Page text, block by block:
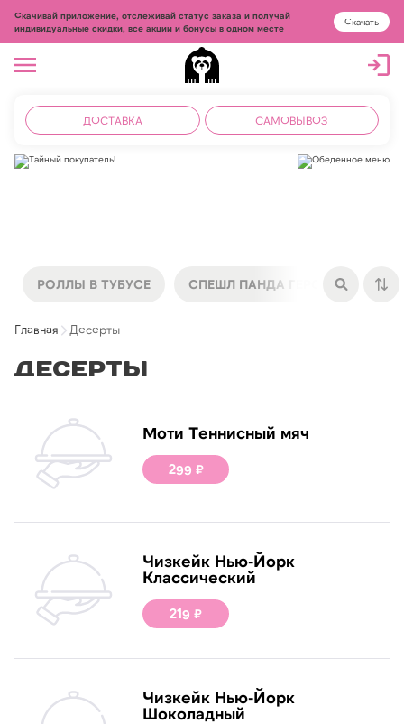
Скачивай приложение, отслеживай статус заказа и получай
индивидуальные скидки, все акции и бонусы в одном месте
Скачать
ДОСТАВКА САМОВЫВОЗ
РОЛЛЫ В ТУБУСЕ СПЕШЛ ПАНДА ГЕРОЙ
Главная Десерты
Десерты
Моти Теннисный мяч
299 ₽
Чизкейк Нью-Йорк
Классический
219 ₽
Чизкейк Нью-Йорк
Шоколадный